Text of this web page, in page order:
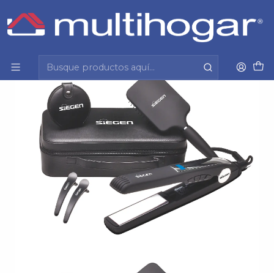
Inicio Tecnología y cuidado personal
Alisador de pelo
Alisador Titanio Negro Sg-4800